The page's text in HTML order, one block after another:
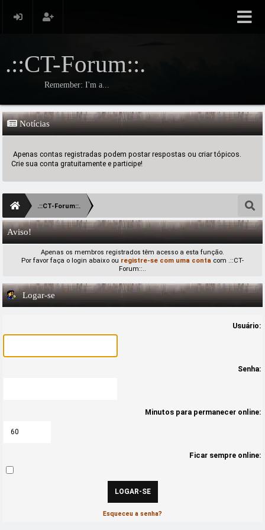
.::CT-Forum::.
Remember: I'm a...
Notícias
Apenas contas registradas podem postar respostas ou criar tópicos.
Crie sua conta gratuitamente e participe!
.::CT-Forum::.
Aviso!
Apenas os membros registrados têm acesso a esta função.
Por favor faça o login abaixo ou registre-se com uma conta com .::CT-
Forum::..
Logar-se
Usuário:
Senha:
Minutos para permanecer online:
Ficar sempre online:
Esqueceu a senha?